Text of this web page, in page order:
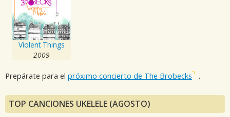
Violent Things
2009
Prepárate para el próximo concierto de The Brobecks .
TOP CANCIONES UKELELE (AGOSTO)